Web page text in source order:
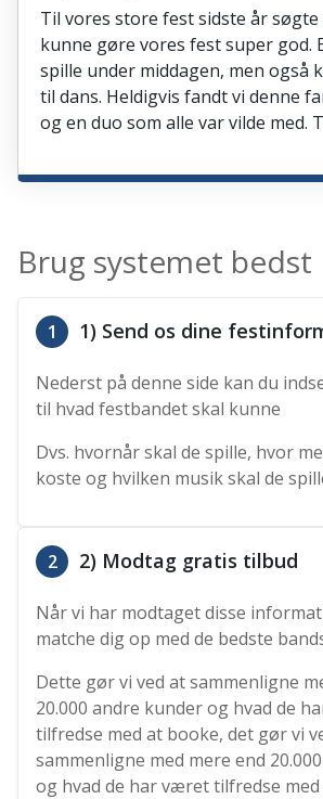
Til vores store fest sidste år
kunne gøre vores fest super god.
spille under middagen, men også
til dans. Heldigvis fandt vi denne
og en duo som alle var vilde med.
Brug systemet bedst
1 1) Send os dine
Nederst på denne side kan du
til hvad festbandet skal kunne
Dvs. hvornår skal de spille, hvor
koste og hvilken musik skal de
2 2) Modtag gratis tilbud
Når vi har modtaget disse
matche dig op med de bedste
Dette gør vi ved at sammenligne
20.000 andre kunder og hvad de
tilfredse med at booke, det gør vi
sammenligne med mere end
og hvad de har været tilfredse